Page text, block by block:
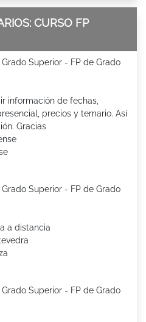
CURSO FP
Superior - FP de Grado
información de fechas,
precios y temario. Así
Gracias
Superior - FP de Grado
a distancia
Superior - FP de Grado